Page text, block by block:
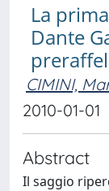
La
Dante
CIMINI,
2010-01-01
Abstract
Il saggio